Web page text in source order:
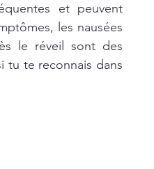
et peuvent
les nausées
le réveil sont des
tu te reconnais dans